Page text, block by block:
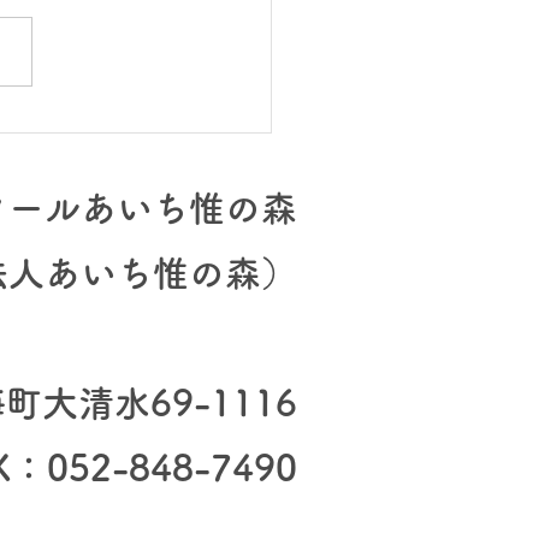
ルあいち惟の森
人あいち惟の森）
町大清水69-1116
：052-848-7490